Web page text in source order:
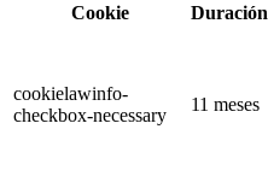
Cookie
Duración
cookielawinfo-
checkbox-necessary
11 meses